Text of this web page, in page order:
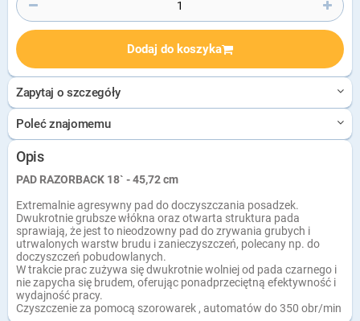
Dodaj do koszyka
Zapytaj o szczegóły
Poleć znajomemu
Opis
PAD RAZORBACK 18` - 45,72 cm
Extremalnie agresywny pad do doczyszczania posadzek.
Dwukrotnie grubsze włókna oraz otwarta struktura pada
sprawiają, że jest to nieodzowny pad do zrywania grubych i
utrwalonych warstw brudu i zanieczyszczeń, polecany np. do
doczyszczeń pobudowlanych.
W trakcie prac zużywa się dwukrotnie wolniej od pada czarnego i
nie zapycha się brudem, oferując ponadprzeciętną efektywność i
wydajność pracy.
Czyszczenie za pomocą szorowarek , automatów do 350 obr/min